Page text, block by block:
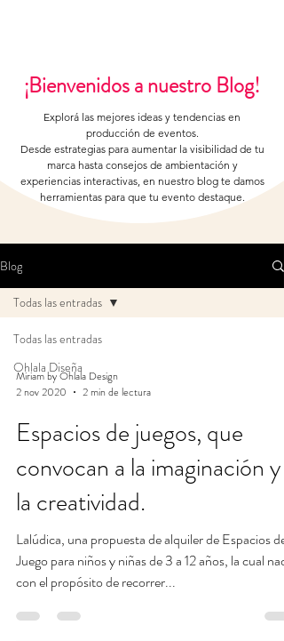
¡Bienvenidos a nuestro Blog!
Explorá las mejores ideas y tendencias en
producción de eventos.
Desde estrategias para aumentar la visibilidad de tu
marca hasta consejos de ambientación y
experiencias interactivas, en nuestro blog te damos
herramientas para que tu evento destaque.
Blog
Todas las entradas
Ohlala Diseña
Todas las entradas
Miriam by Ohlala Design
2 nov 2020
2 min de lectura
Espacios de juegos, que
convocan a la imaginación y a
la creatividad.
Lalúdica, una propuesta de alquiler de Espacios de
Juego para niños y niñas de 3 a 12 años, la cual
con el propósito de recorrer...